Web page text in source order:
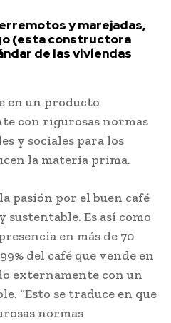
y marejadas,
(esta constructora
de las viviendas
en un producto
con rigurosas normas
y sociales para los
la materia prima.
pasión por el buen café
Es así como
en más de 70
del café que vende en
externamente con un
“Esto se traduce en que
normas